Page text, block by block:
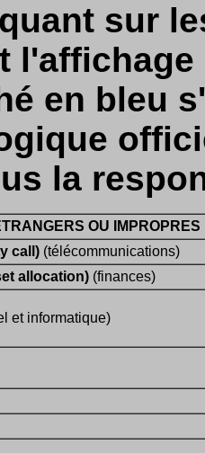
sur
en bleu
la
OU IMPROPRES
call) (télécommunications)
allocation) (finances)
et informatique)